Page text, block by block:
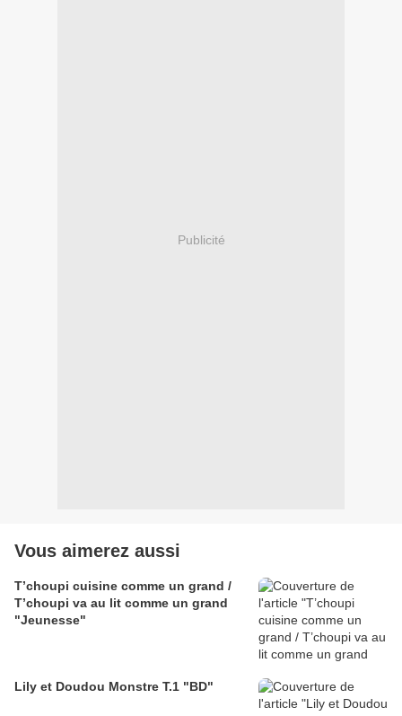
Publicité
Vous aimerez aussi
T’choupi cuisine comme un grand /
T’choupi va au lit comme un grand
"Jeunesse"
Lily et Doudou Monstre T.1 "BD"